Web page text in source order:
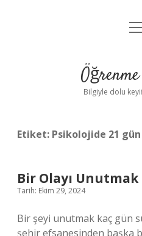
Yasal
Bilgiyle dolu
Etiket: Psikolojide 21
Bir Olayı
Tarih: Ekim 29, 2024
Bir şeyi unutmak kaç gün
şehir efsanesinden başka